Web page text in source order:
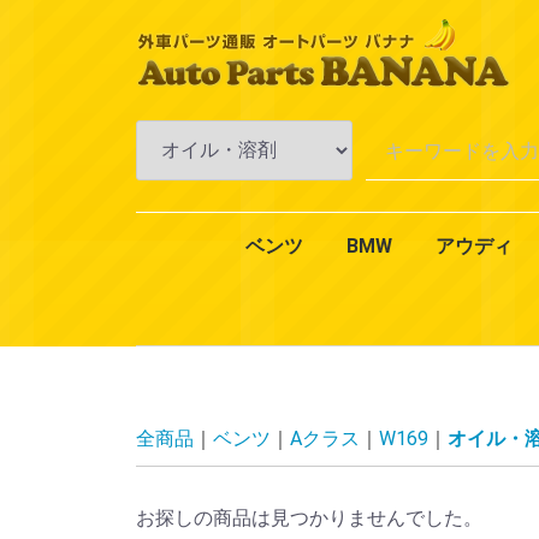
ベンツ
エン
エン
冷却
AC・
ミッ
アク
オイ
エク
イン
BMW アウディ
全商品 ベンツ Aクラス W169 オイル・
お探しの商品は見つかりませんでした。